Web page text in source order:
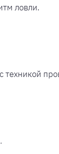
ловли.
техникой